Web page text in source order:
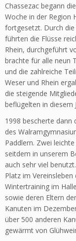
Chassezac begann
Woche in der Region
fortgesetzt. Durch
führten die Flüsse
Rhein, durchgeführt
brachte für alle neun
und die zahlreiche
Weser und Rhein
die steigende
beflügelten in diesem
1998 bescherte dann
des
Paddlern. Zwei
seitdem in unserem
auch sehr viel
Platz im
Wintertraining im
sowie deren Eltern
Kanuten im
über 500 anderen
gewärmt von